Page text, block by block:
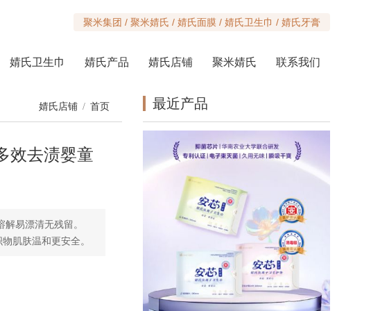
聚米集团 / 聚米婧氏 / 婧氏面膜 / 婧氏卫生巾 / 婧氏牙膏
婧氏卫生巾 婧氏产品 婧氏店铺 聚米婧氏 联系我们
婧氏店铺 / 首页
效去渍婴童
易漂清无残留。
肌肤温和更安全。
最近产品